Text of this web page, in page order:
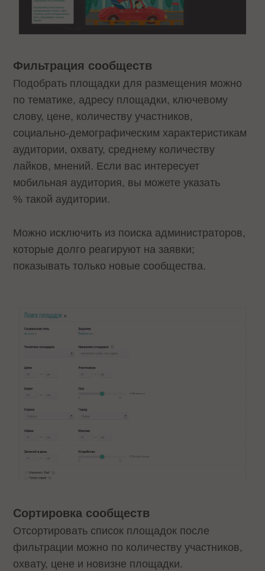
Фильтрация сообществ
Подобрать площадки для размещения можно
по тематике, адресу площадки, ключевому
слову, цене, количеству участников,
социально-демографическим характеристикам
аудитории, охвату, среднему количеству
лайков, мнений. Если вас интересует
мобильная аудитория, вы можете указать
% такой аудитории.
Можно исключить из поиска администраторов,
которые долго реагируют на заявки;
показывать только новые сообщества.
Сортировка сообществ
Отсортировать список площадок после
фильтрации можно по количеству участников,
охвату, цене и новизне площадки.